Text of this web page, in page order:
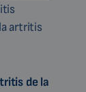
artritis
de la